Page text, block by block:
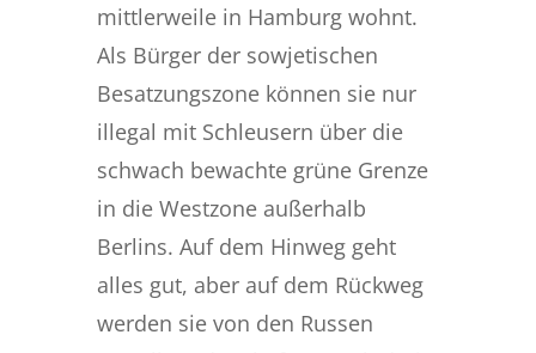
mittlerweile in Hamburg wohnt.
Als Bürger der sowjetischen
Besatzungszone können sie nur
illegal mit Schleusern über die
schwach bewachte grüne Grenze
in die Westzone außerhalb
Berlins. Auf dem Hinweg geht
alles gut, aber auf dem Rückweg
werden sie von den Russen